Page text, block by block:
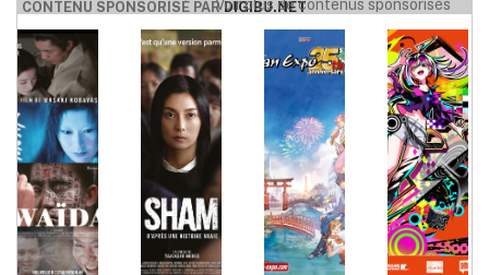
CONTENU SPONSORISÉ PARDIGIBU.NET
Voir plus de contenus sponsorisés